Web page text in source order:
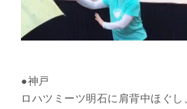
●神戸
ロハツミーツ明石に肩背中ほぐし